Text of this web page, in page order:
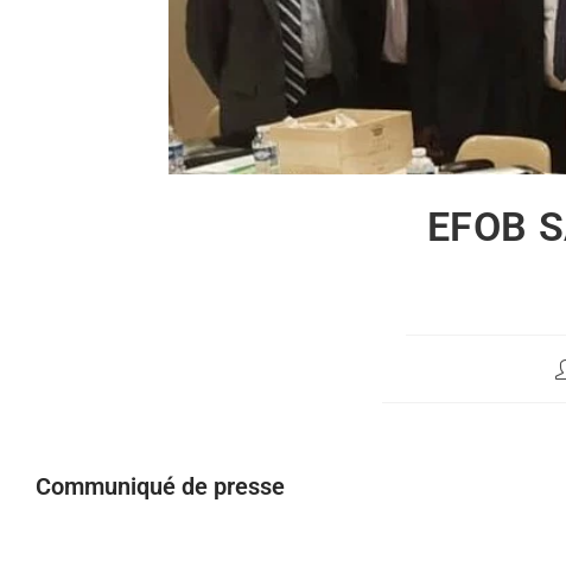
EFOB
Communiqué de presse